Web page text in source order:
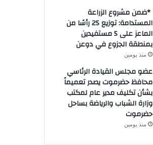
​ *ضمن مشروع الزراعة
المستدامة: توزيع 25 رأسًا من
الماعز على 5 مستفيدين
بمنطقة الجزوع في دوعن
منذ يومين
عضو مجلس القيادة الرئاسي
محافظ حضرموت يصدر تعميماً
بشأن تكليف مدير عام لمكتب
وزارة الشباب والرياضة بساحل
حضرموت
منذ يومين